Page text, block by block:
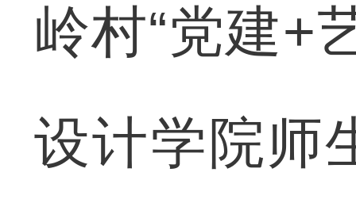
岭村“党建+
设计学院师